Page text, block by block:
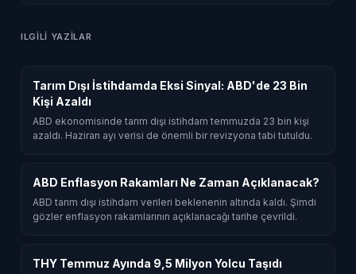
ILGILI YAZILAR
Tarım Dışı İstihdamda Eksi Sinyal: ABD'de 23 Bin
Kişi Azaldı
ABD ekonomisinde tarım dışı istihdam temmuzda 23 bin kişi
azaldı. Haziran ayı verisi de önemli bir revizyona tabi tutuldu.
ABD Enflasyon Rakamları Ne Zaman Açıklanacak?
ABD tarım dışı istihdam verileri beklenenin altında kaldı. Şimdi
gözler enflasyon rakamlarının açıklanacağı tarihe çevrildi.
THY Temmuz Ayında 9,5 Milyon Yolcu Taşıdı